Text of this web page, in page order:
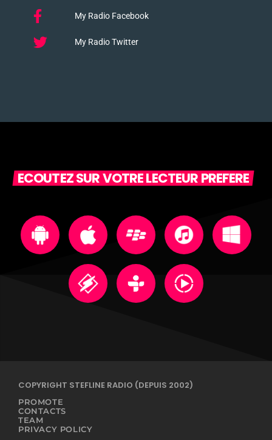
My Radio Facebook
My Radio Twitter
ECOUTEZ SUR VOTRE LECTEUR PREFERE
COPYRIGHT STEFLINE RADIO (DEPUIS 2002)
PROMOTE
CONTACTS
TEAM
PRIVACY POLICY